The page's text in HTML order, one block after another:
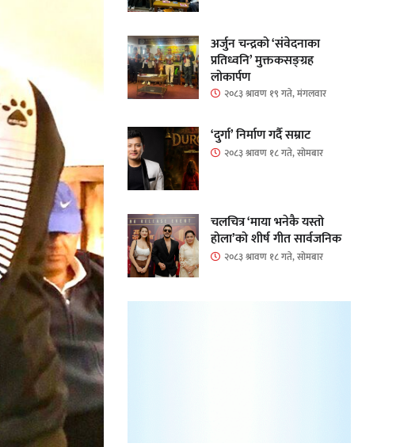
अर्जुन चन्द्रको ‘संवेदनाका
प्रतिध्वनि’ मुक्तकसङ्ग्रह
लोकार्पण
२०८३ श्रावण १९ गते, मंगलवार
‘दुर्गा’ निर्माण गर्दै सम्राट
२०८३ श्रावण १८ गते, सोमबार
चलचित्र ‘माया भनेकै यस्तो
होला’को शीर्ष गीत सार्वजनिक
२०८३ श्रावण १८ गते, सोमबार